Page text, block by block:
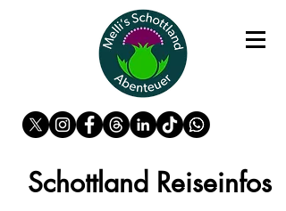
Schottland Reiseinfos